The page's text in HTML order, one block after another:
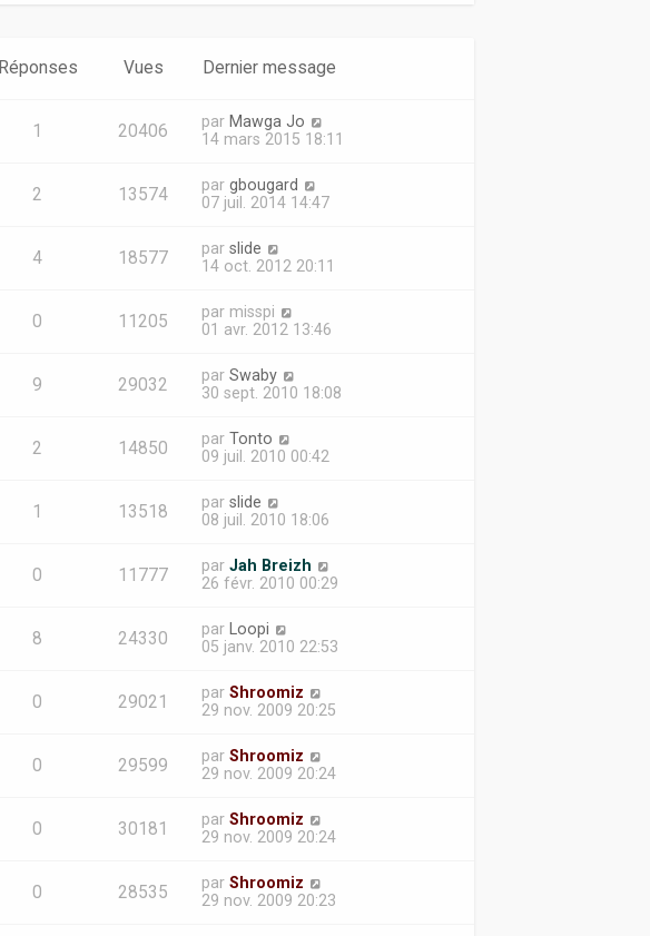
Réponses Vues Dernier message
1 20406 par Mawga Jo
14 mars 2015 18:11
2 13574 par gbougard
07 juil. 2014 14:47
4 18577 par slide
14 oct. 2012 20:11
0 11205 par misspi
01 avr. 2012 13:46
9 29032 par Swaby
30 sept. 2010 18:08
2 14850 par Tonto
09 juil. 2010 00:42
1 13518 par slide
08 juil. 2010 18:06
0 11777 par Jah Breizh
26 févr. 2010 00:29
8 24330 par
Loopi
05 janv. 2010 22:53
0 29021 par Shroomiz
29 nov. 2009 20:25
0 29599 par Shroomiz
29 nov. 2009 20:24
0 30181 par Shroomiz
29 nov. 2009 20:24
0 28535 par Shroomiz
29 nov. 2009 20:23